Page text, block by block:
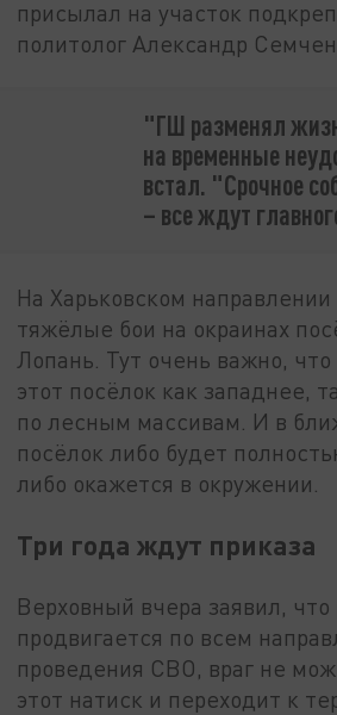
присылал на участок
политолог Александр
"ГШ разменял
на временные
встал. "Срочное
– все ждут
На Харьковском
тяжёлые бои на окраинах
Лопань. Тут очень важно,
этот посёлок как западнее,
по лесным массивам. И в
посёлок либо будет
либо окажется в окружении.
Три года ждут приказа
Верховный вчера заявил, что
продвигается по всем
проведения СВО, враг не
этот натиск и переходит к